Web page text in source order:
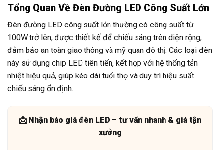
Tổng Quan Về Đèn Đường LED Công Suất Lớn
Đèn đường LED công suất lớn thường có công suất từ
100W trở lên, được thiết kế để chiếu sáng trên diện rộng,
đảm bảo an toàn giao thông và mỹ quan đô thị. Các loại đèn
này sử dụng chip LED tiên tiến, kết hợp với hệ thống tản
nhiệt hiệu quả, giúp kéo dài tuổi thọ và duy trì hiệu suất
chiếu sáng ổn định.
📩 Nhận báo giá đèn LED – tư vấn nhanh & giá tận
xưởng